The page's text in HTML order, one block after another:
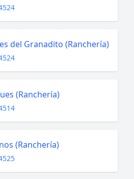
del Granadito (Ranchería)
(Ranchería)
(Ranchería)